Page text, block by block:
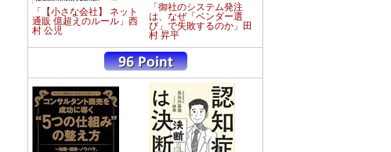
「【小さな会社】 ネット
通販 億超えのルール」西
村 公児
「御社のシステム発注
は、なぜ「ベンダー選
び」で失敗するのか」田
村 昇平